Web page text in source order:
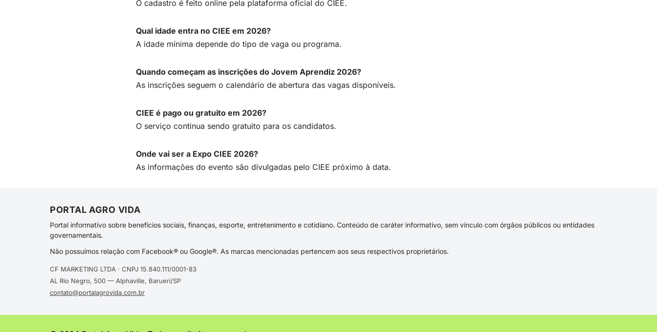
O cadastro é feito online pela plataforma oficial do CIEE.
Qual idade entra no CIEE em 2026?
A idade mínima depende do tipo de vaga ou programa.
Quando começam as inscrições do Jovem Aprendiz 2026?
As inscrições seguem o calendário de abertura das vagas disponíveis.
CIEE é pago ou gratuito em 2026?
O serviço continua sendo gratuito para os candidatos.
Onde vai ser a Expo CIEE 2026?
As informações do evento são divulgadas pelo CIEE próximo à data.
PORTAL AGRO VIDA
Portal informativo sobre benefícios sociais, finanças, esporte, entretenimento e cotidiano. Conteúdo de caráter informativo, sem vínculo com órgãos públicos ou entidades
governamentais.
Não possuímos relação com Facebook® ou Google®. As marcas mencionadas pertencem aos seus respectivos proprietários.
CF MARKETING LTDA · CNPJ 15.840.111/0001-83
AL Rio Negro, 500 — Alphaville, Barueri/SP
contato@portalagrovida.com.br